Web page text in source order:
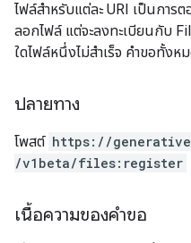
ไฟล์สำหรับแต่ละ URI เป็นการ
ลอกไฟล์ แต่จะลงทะเบียนกับ
ใดไฟล์หนึ่งไม่สำเร็จ คำขอทั้งหม
ปลายทาง
โพสต์ https: / /
/v1beta/files:register
เนื้อความของคำขอ